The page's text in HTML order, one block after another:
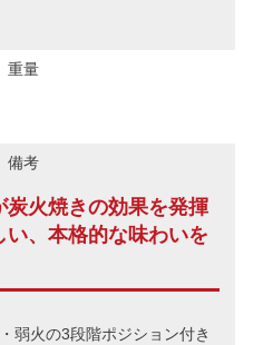
重量
備考
火焼きの効果を発揮
い、本格的な味わいを
弱火の3段階ポジション付き